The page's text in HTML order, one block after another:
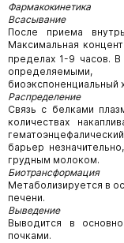
Фармакокинетика
Всасывание
После приема
Максимальная
пределах 1-9 часов.
биоэкспоненциальный
Распределение
Связь с белками
количествах
барьер
грудным молоком.
Биотрансформация
Метаболизируется в
печени.
Выведение
Выводится в
почками.